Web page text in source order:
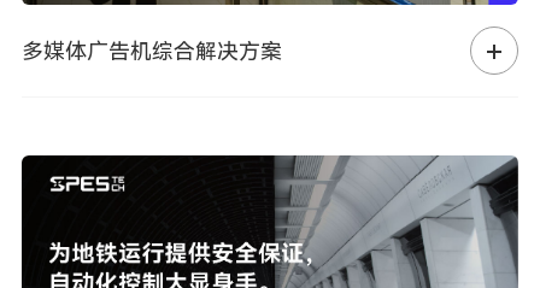
多媒体广告机综合解决方案